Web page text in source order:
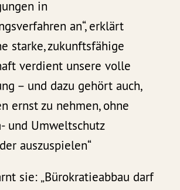
in
an“, erklärt
starke, zukunftsfähige
verdient unsere volle
– und dazu gehört auch,
ernst zu nehmen, ohne
und Umweltschutz
auszuspielen“
sie: „Bürokratieabbau darf